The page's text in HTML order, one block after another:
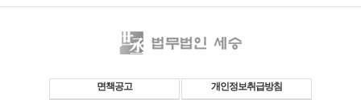
면책공고 개인정보취급방침